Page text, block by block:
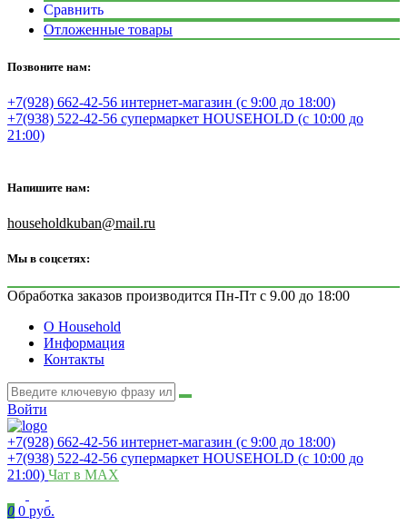
Сравнить
Отложенные товары
Позвоните нам:
+7(928) 662-42-56 интернет-магазин (с 9:00 до 18:00)
+7(938) 522-42-56 супермаркет HOUSEHOLD (с 10:00 до
21:00)
Напишите нам:
householdkuban@mail.ru
Мы в соцсетях:
Обработка заказов производится Пн-Пт с 9.00 до 18:00
О Household
Информация
Контакты
Войти
+7(928) 662-42-56 интернет-магазин (с 9:00 до 18:00)
+7(938) 522-42-56 супермаркет HOUSEHOLD (с 10:00 до
21:00) Чат в MAX
0 0 руб.